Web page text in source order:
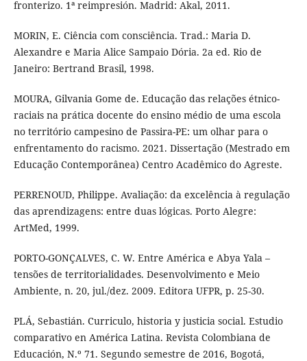
fronterizo. 1ª reimpresión. Madrid: Akal, 2011.
MORIN, E. Ciência com consciência. Trad.: Maria D.
Alexandre e Maria Alice Sampaio Dória. 2a ed. Rio de
Janeiro: Bertrand Brasil, 1998.
MOURA, Gilvania Gome de. Educação das relações étnico-
raciais na prática docente do ensino médio de uma escola
no território campesino de Passira-PE: um olhar para o
enfrentamento do racismo. 2021. Dissertação (Mestrado em
Educação Contemporânea) Centro Acadêmico do Agreste.
PERRENOUD, Philippe. Avaliação: da excelência à regulação
das aprendizagens: entre duas lógicas. Porto Alegre:
ArtMed, 1999.
PORTO-GONÇALVES, C. W. Entre América e Abya Yala –
tensões de territorialidades. Desenvolvimento e Meio
Ambiente, n. 20, jul./dez. 2009. Editora UFPR, p. 25-30.
PLÁ, Sebastián. Curriculo, historia y justicia social. Estudio
comparativo en América Latina. Revista Colombiana de
Educación, N.º 71. Segundo semestre de 2016, Bogotá,